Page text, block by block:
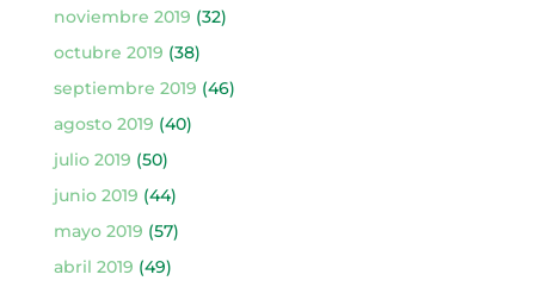
noviembre 2019 (32)
octubre 2019 (38)
septiembre 2019 (46)
agosto 2019 (40)
julio 2019 (50)
junio 2019 (44)
mayo 2019 (57)
abril 2019 (49)